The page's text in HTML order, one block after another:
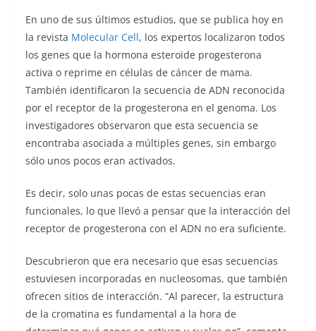
En uno de sus últimos estudios, que se publica hoy en
la revista Molecular Cell, los expertos localizaron todos
los genes que la hormona esteroide progesterona
activa o reprime en células de cáncer de mama.
También identificaron la secuencia de ADN reconocida
por el receptor de la progesterona en el genoma. Los
investigadores observaron que esta secuencia se
encontraba asociada a múltiples genes, sin embargo
sólo unos pocos eran activados.
Es decir, solo unas pocas de estas secuencias eran
funcionales, lo que llevó a pensar que la interacción del
receptor de progesterona con el ADN no era suficiente.
Descubrieron que era necesario que esas secuencias
estuviesen incorporadas en nucleosomas, que también
ofrecen sitios de interacción. “Al parecer, la estructura
de la cromatina es fundamental a la hora de